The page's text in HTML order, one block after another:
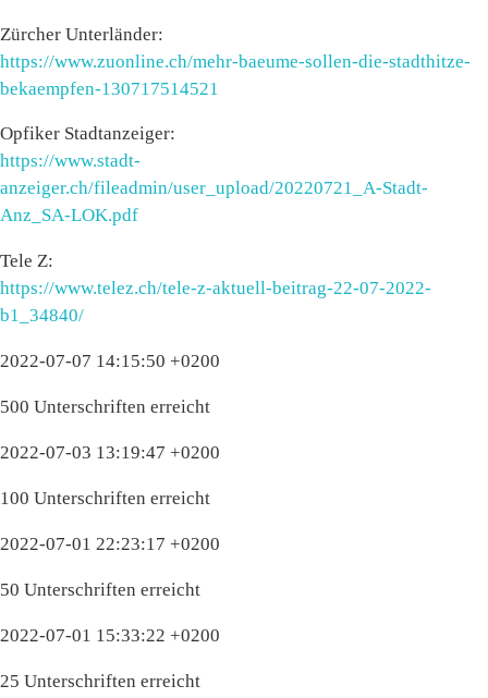
Zürcher Unterländer:
https://www.zuonline.ch/mehr-baeume-sollen-die-stadthitze-
bekaempfen-130717514521
Opfiker Stadtanzeiger:
https://www.stadt-
anzeiger.ch/fileadmin/user_upload/20220721_A-Stadt-
Anz_SA-LOK.pdf
Tele Z:
https://www.telez.ch/tele-z-aktuell-beitrag-22-07-2022-
b1_34840/
2022-07-07 14:15:50 +0200
500 Unterschriften erreicht
2022-07-03 13:19:47 +0200
100 Unterschriften erreicht
2022-07-01 22:23:17 +0200
50 Unterschriften erreicht
2022-07-01 15:33:22 +0200
25 Unterschriften erreicht